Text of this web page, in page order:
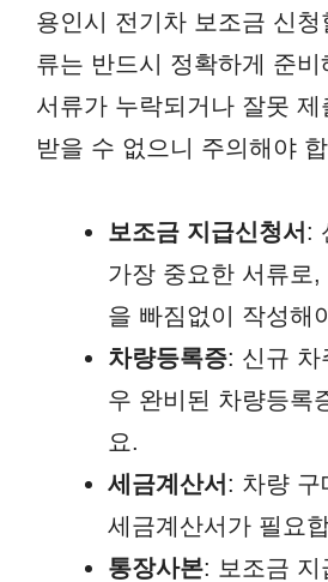
용인시 전기차 보조금 신청
류는 반드시 정확하게 준비
서류가 누락되거나 잘못
받을 수 없으니 주의해야
보조금 지급신청서 :
가장 중요한 서류로
을 빠짐없이 작성해
차량등록증: 신규 차
우 완비된 차량등록
요.
세금계산서 : 차량 구
세금계산서가 필요
통장사본: 보조금 지